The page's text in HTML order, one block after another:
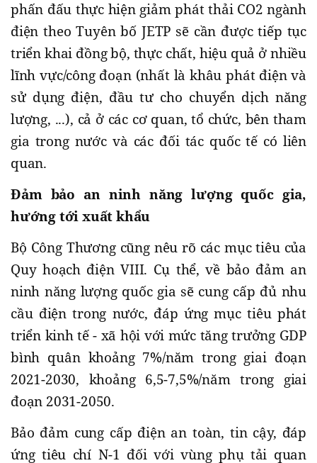
phấn đấu thực hiện giảm phát thải CO2 ngành
điện theo Tuyên bố JETP sẽ cần được tiếp tục
triển khai đồng bộ, thực chất, hiệu quả ở nhiều
lĩnh vực/công đoạn (nhất là khâu phát điện và
sử dụng điện, đầu tư cho chuyển dịch năng
lượng, ...), cả ở các cơ quan, tổ chức, bên tham
gia trong nước và các đối tác quốc tế có liên
quan.
Đảm bảo an ninh năng lượng quốc gia,
hướng tới xuất khẩu
Bộ Công Thương cũng nêu rõ các mục tiêu của
Quy hoạch điện VIII. Cụ thể, về bảo đảm an
ninh năng lượng quốc gia sẽ cung cấp đủ nhu
cầu điện trong nước, đáp ứng mục tiêu phát
triển kinh tế - xã hội với mức tăng trưởng GDP
bình quân khoảng 7%/năm trong giai đoạn
2021-2030, khoảng 6,5-7,5%/năm trong giai
đoạn 2031-2050.
Bảo đảm cung cấp điện an toàn, tin cậy, đáp
ứng tiêu chí N-1 đối với vùng phụ tải quan